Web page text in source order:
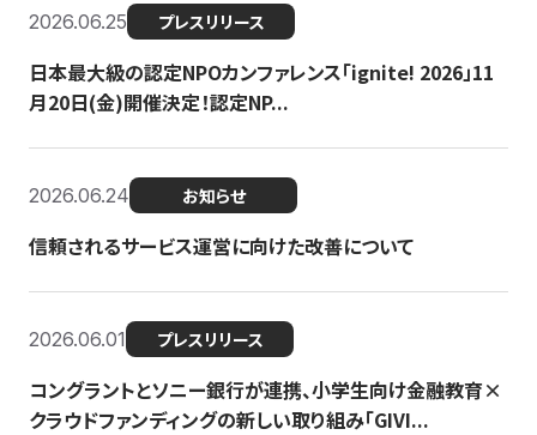
2026.06.25 プレスリリース
日本最大級の認定NPOカンファレンス「ignite! 2026」11
月20日(金)開催決定！認定NP...
2026.06.24 お知らせ
信頼されるサービス運営に向けた改善について
2026.06.01 プレスリリース
コングラントとソニー銀行が連携、小学生向け金融教育×
クラウドファンディングの新しい取り組み「GIVI...